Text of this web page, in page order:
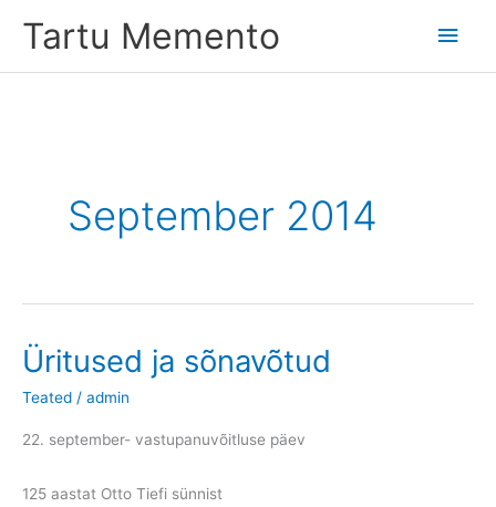
Tartu Memento
Main
September 2014
Üritused ja sõnavõtud
Teated / admin
22. september- vastupanuvõitluse päev
125 aastat Otto Tiefi sünnist